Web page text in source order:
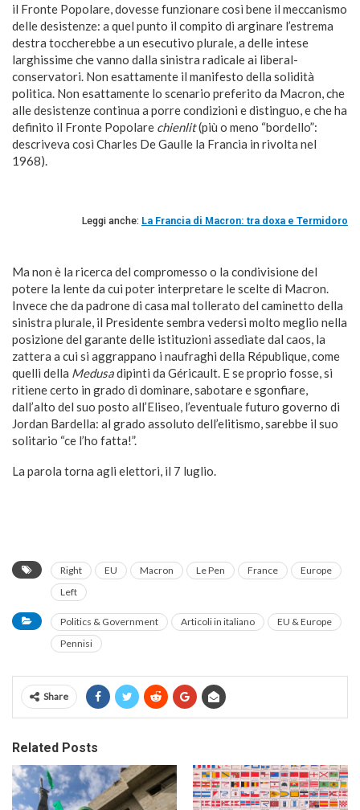
il Fronte Popolare, dovesse funzionare così bene il meccanismo
delle desistenze: a quel punto il compito di arginare l’estrema
destra toccherebbe a un esecutivo plurale, a delle intese
larghissime che vanno dalla sinistra radicale ai liberal-
conservatori. Non esattamente il manifesto della solidità
politica. Non esattamente lo scenario preferito da Macron, che
alle desistenze continua a porre condizioni e distinguo, e che ha
definito il Fronte Popolare chienlit(più o meno “bordello”:
descriveva così Charles De Gaulle la Francia in rivolta nel
1968).
Leggi anche: La Francia di Macron: tra doxa e Termidoro
Ma non è la ricerca del compromesso o la condivisione del
potere la lente da cui poter interpretare le scelte di Macron.
Invece che da padrone di casa mal tollerato del caminetto della
sinistra plurale, il Presidente sembra vedersi molto meglio nella
posizione del garante delle istituzioni assediate dal caos, la
zattera a cui si aggrappano i naufraghi della République, come
quelli della Medusadipinti da Géricault. E se proprio fosse, si
ritiene certo in grado di dominare, sabotare e sgonfiare,
dall’alto del suo posto all’Eliseo, l’eventuale futuro governo di
Jordan Bardella: al grado assoluto dell’elitismo, sarebbe il suo
solitario “ce l’ho fatta!”.
La parola torna agli elettori, il 7 luglio.
Right EU Macron Le Pen France
Europe
Left
Politics & Government Articoli in italiano
EU & Europe
Pennisi
Share
Related Posts